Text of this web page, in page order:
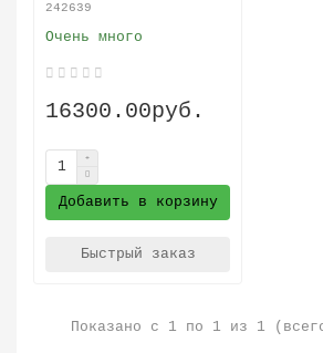
242639
Очень много
16300.00руб.
Добавить в корзину
Быстрый заказ
Показано с 1 по 1 из 1